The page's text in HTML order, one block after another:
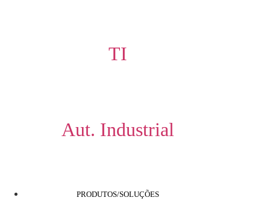
TI
Aut. Industrial
PRODUTOS/SOLUÇÕES